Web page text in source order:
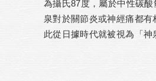
為攝氏87度，屬於中性碳
泉對於關節炎或神經痛都有
此從日據時代就被視為「神